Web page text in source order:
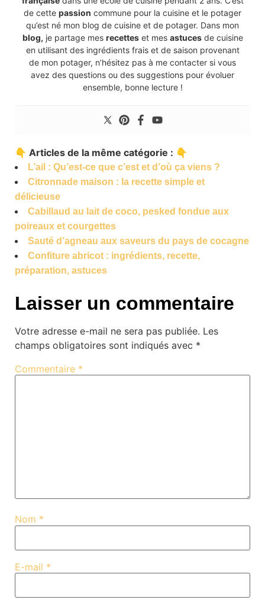
de cette passion commune pour la cuisine et le potager
qu’est né mon blog de cuisine et de potager. Dans mon
blog, je partage mes recetteset mes astucesde cuisine
en utilisant des ingrédients frais et de saison provenant
de mon potager, n’hésitez pas à me contacter si vous
avez des questions ou des suggestions pour évoluer
ensemble, bonne lecture !
👇 Articles de la même catégorie : 👇
L’ail : Qu’est-ce que c’est et d’où ça viens ?
Citronnade maison : la recette simple et
délicieuse
Cabillaud au lait de coco, pesked fondue aux
poireaux et courgettes
Sauté d’agneau aux saveurs du pays de cocagne
Confiture abricot : ingrédients, recette,
préparation, astuces
Laisser un commentaire
Votre adresse e-mail ne sera pas publiée. Les
champs obligatoires sont indiqués avec *
Commentaire *
Nom *
E-mail *